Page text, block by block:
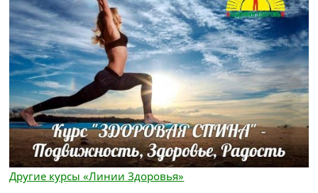
Другие курсы «Линии Здоровья»